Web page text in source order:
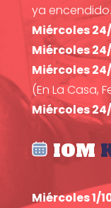
ya encendido.
Miércoles
Miércoles
Miércoles
(En La Casa,
Miércoles
IOM
Miércoles 1/